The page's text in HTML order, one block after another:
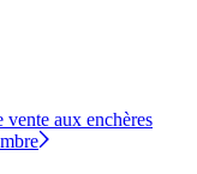
vente aux enchères